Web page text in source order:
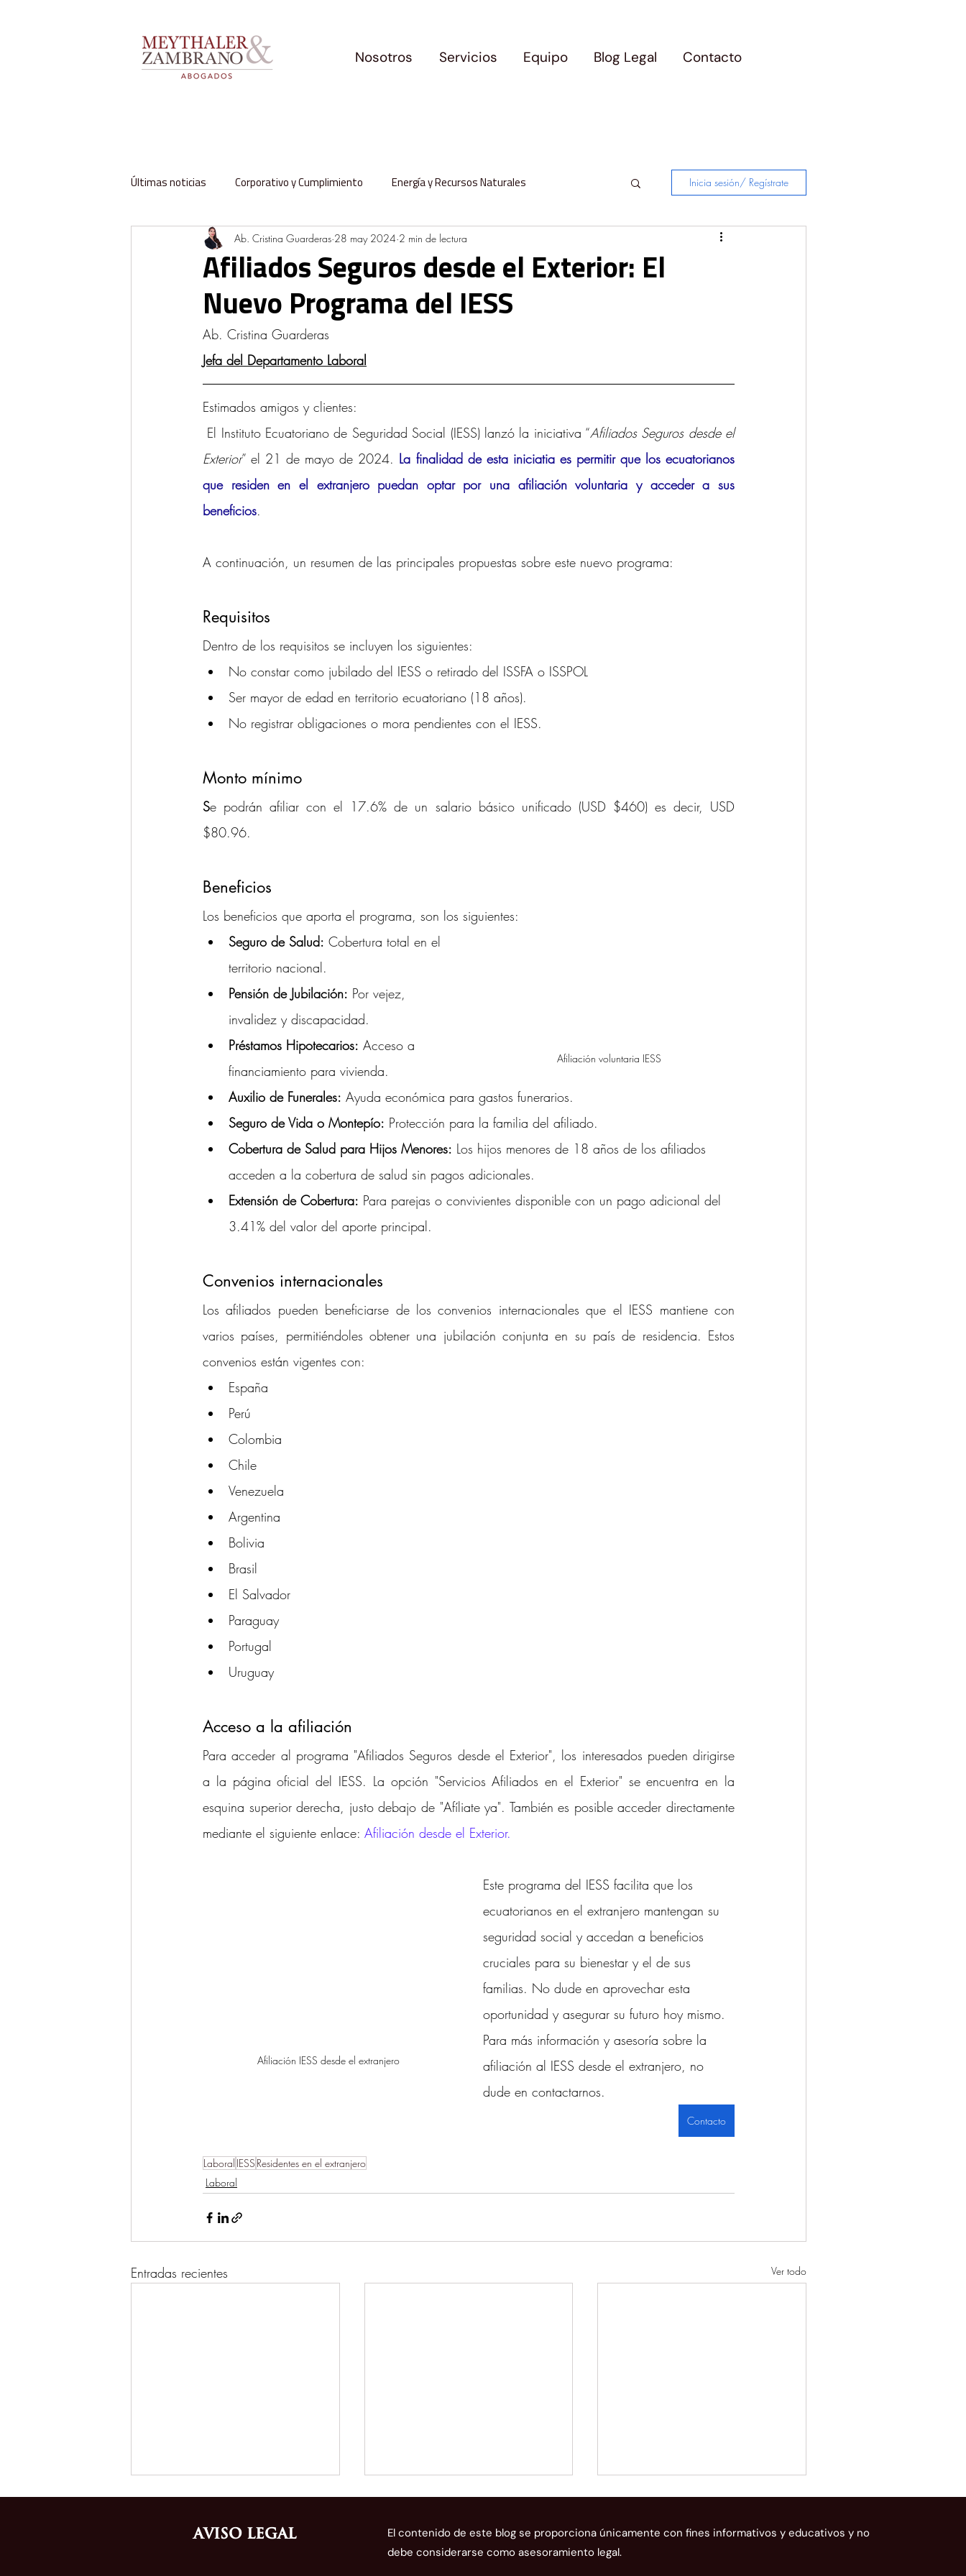
Nosotros Servicios Equipo Blog Legal Contacto
Últimas noticias Corporativo y Cumplimiento Energía y Recursos Naturales
Impuestos y Aduanas Laboral Protección de Datos Personales
Regulación y Sector Público Familia y Movilidad Logros y Precedentes
Ponencias y Análisis Propiedad Intelectual y Mercado
Inicia sesión/ Regístrate
Afiliados Seguros desde el Exterior: El
Nuevo Programa del IESS
Ab. Cristina Guarderas 28 may 2024 2 min de lectura
Ab. Cristina Guarderas
Jefa del Departamento Laboral
Estimados amigos y clientes:
El Instituto Ecuatoriano de Seguridad Social (IESS) lanzó la iniciativa “Afiliados Seguros desde el
Exterior” el 21 de mayo de 2024. La finalidad de esta iniciatia es permitir que los ecuatorianos
que residen en el extranjero puedan optar por una afiliación voluntaria y acceder a sus
beneficios.
A continuación, un resumen de las principales propuestas sobre este nuevo programa:
Requisitos
Dentro de los requisitos se incluyen los siguientes:
No constar como jubilado del IESS o retirado del ISSFA o ISSPOL
Ser mayor de edad en territorio ecuatoriano (18 años).
No registrar obligaciones o mora pendientes con el IESS.
Monto mínimo
Se podrán afiliar con el 17.6% de un salario básico unificado (USD $460) es decir, USD
$80.96.
Beneficios
Los beneficios que aporta el programa, son los siguientes:
Afiliación voluntaria IESS
Seguro de Salud: Cobertura total en el
territorio nacional.
Pensión de Jubilación: Por vejez,
invalidez y discapacidad.
Préstamos Hipotecarios: Acceso a
financiamiento para vivienda.
Auxilio de Funerales: Ayuda económica para gastos funerarios.
Seguro de Vida o Montepío: Protección para la familia del afiliado.
Cobertura de Salud para Hijos Menores: Los hijos menores de 18 años de los afiliados
acceden a la cobertura de salud sin pagos adicionales.
Extensión de Cobertura: Para parejas o convivientes disponible con un pago adicional del
3.41% del valor del aporte principal.
Convenios internacionales
Los afiliados pueden beneficiarse de los convenios internacionales que el IESS mantiene con
varios países, permitiéndoles obtener una jubilación conjunta en su país de residencia. Estos
convenios están vigentes con:
España
Perú
Colombia
Chile
Venezuela
Argentina
Bolivia
Brasil
El Salvador
Paraguay
Portugal
Uruguay
Acceso a la afiliación
Para acceder al programa "Afiliados Seguros desde el Exterior", los interesados pueden dirigirse
a la página oficial del IESS. La opción "Servicios Afiliados en el Exterior" se encuentra en la
esquina superior derecha, justo debajo de "Afíliate ya". También es posible acceder directamente
mediante el siguiente enlace: Afiliación desde el Exterior.
Afiliación IESS desde el extranjero
Este programa del IESS facilita que los
ecuatorianos en el extranjero mantengan su
seguridad social y accedan a beneficios
cruciales para su bienestar y el de sus
familias. No dude en aprovechar esta
oportunidad y asegurar su futuro hoy mismo.
Para más información y asesoría sobre la
afiliación al IESS desde el extranjero, no
dude en contactarnos.
Contacto
Laboral IESS Residentes en el extranjero
Laboral
Entradas recientes Ver todo
Aviso Legal
El contenido de este blog se proporciona únicamente con fines informativos y educativos y no
debe considerarse como asesoramiento legal.